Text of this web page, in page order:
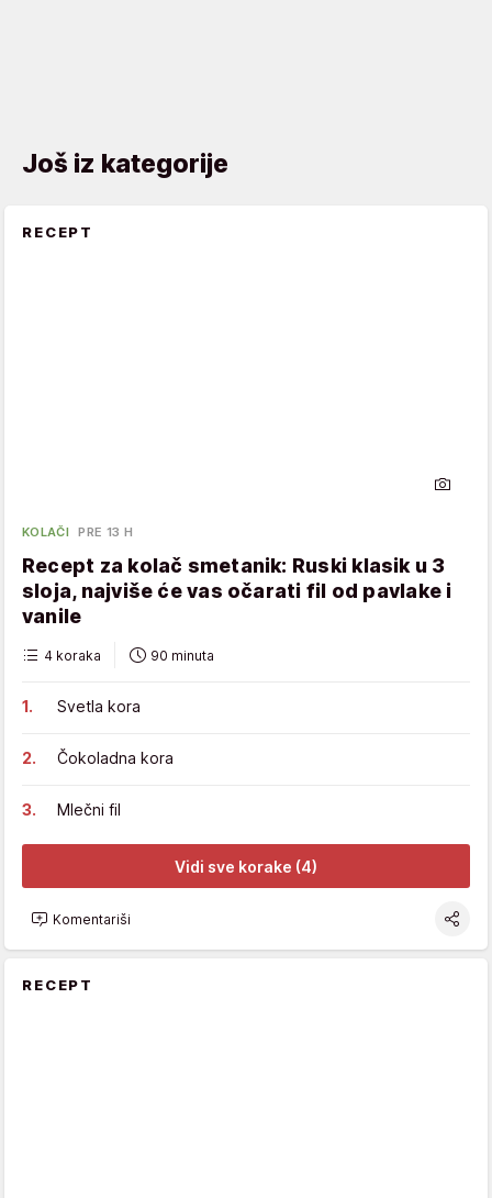
Još iz kategorije
RECEPT
KOLAČI PRE 13 H
Recept za kolač smetanik: Ruski klasik u 3
sloja, najviše će vas očarati fil od pavlake i
vanile
4 koraka 90 minuta
Svetla kora
Čokoladna kora
Mlečni fil
Vidi sve korake (4)
Komentariši
RECEPT